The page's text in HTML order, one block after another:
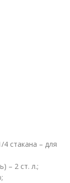
4 стакана – для
– 2 ст. л.;